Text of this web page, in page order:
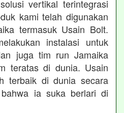
vertikal terintegrasi
kami telah digunakan
termasuk Usain Bolt.
instalasi untuk
juga tim run Jamaika
teratas di dunia. Usain
terbaik di dunia secara
ia suka berlari di